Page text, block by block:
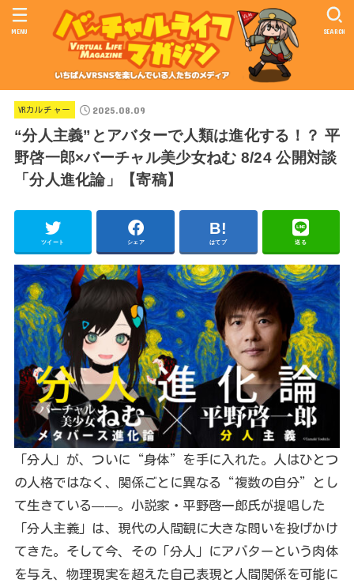
SEARCH
MENU
VRカルチャー 2025.08.09
“分人主義”とアバターで人類は進化する！？ 平
野啓一郎×バーチャル美少女ねむ 8/24 公開対談
「分人進化論」【寄稿】
ツイート シェア はてブ 送る
「分人」が、ついに“身体”を手に入れた。人はひとつ
の人格ではなく、関係ごとに異なる“複数の自分”とし
て生きている——。小説家・平野啓一郎氏が提唱した
「分人主義」は、現代の人間観に大きな問いを投げかけ
てきた。そして今、その「分人」にアバターという肉体
を与え、物理現実を超えた自己表現と人間関係を可能に